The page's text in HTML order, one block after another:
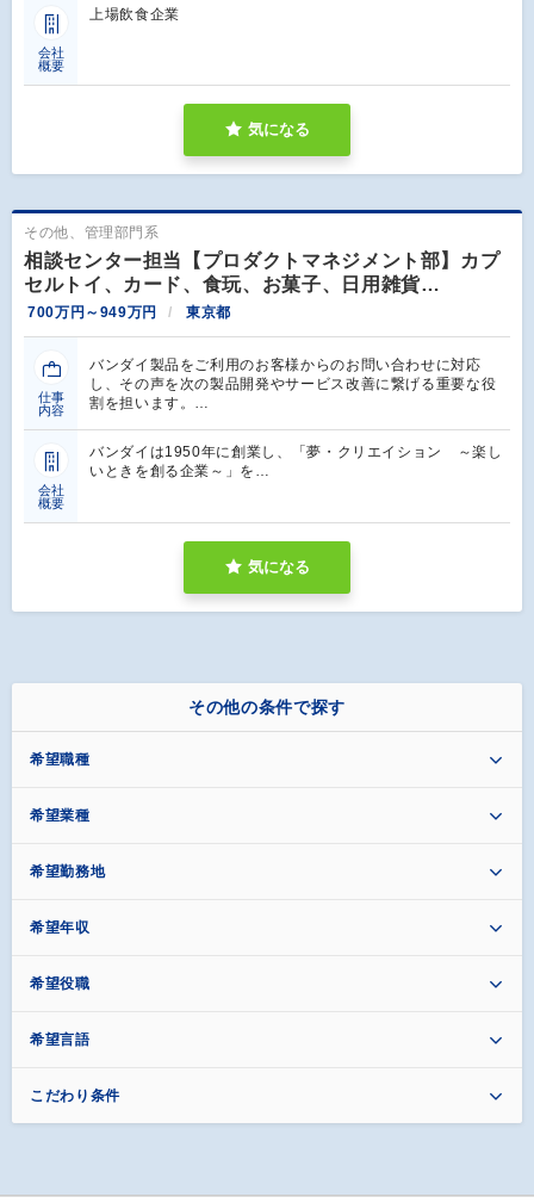
会社
概要
上場飲食企業
気になる
その他、管理部門系
相談センター担当【プロダクトマネジメント部】カプ
セルトイ、カード、食玩、お菓子、日用雑貨…
700万円～949万円 東京都
仕事
内容
バンダイ製品をご利用のお客様からのお問い合わせに対応
し、その声を次の製品開発やサービス改善に繋げる重要な役
割を担います。…
会社
概要
バンダイは1950年に創業し、「夢・クリエイション ～楽し
いときを創る企業～」を…
気になる
その他の条件で探す
希望職種
希望業種
希望勤務地
希望年収
希望役職
希望言語
こだわり条件